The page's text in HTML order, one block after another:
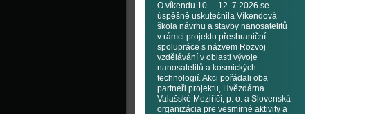
O víkendu 10. – 12. 7 2026 se
úspěšně uskutečnila Víkendová
škola návrhu a stavby nanosatelitů
v rámci projektu přeshraniční
spolupráce s názvem Rozvoj
vzdělávání v oblasti vývoje
nanosatelitů a kosmických
technologií. Akci pořádali oba
partneři projektu, Hvězdárna
Valašské Meziříčí, p. o. a Slovenská
organizácia pre vesmírné aktivity a